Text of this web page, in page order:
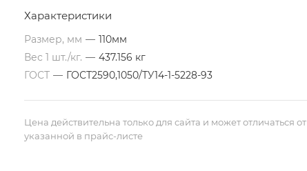
Характеристики
Размер, мм — 110мм
Вес 1 шт./кг. — 437.156 кг
ГОСТ — ГОСТ2590,1050/ТУ14-1-5228-93
Цена действительна только для сайта и может отличаться от
указанной в прайс-листе